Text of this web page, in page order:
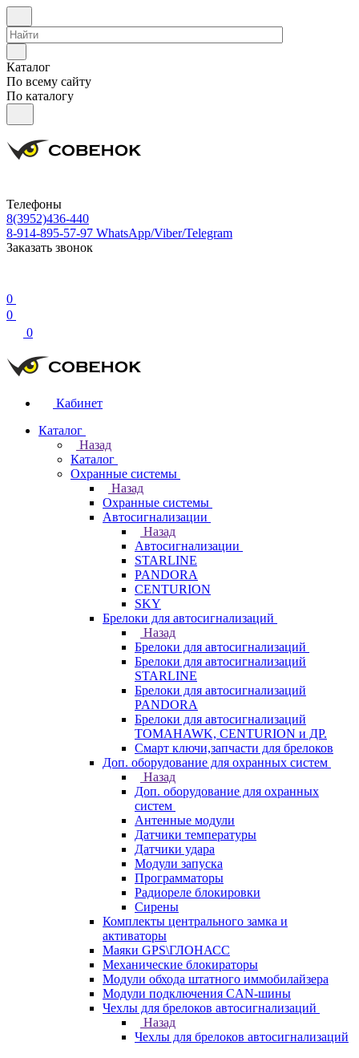
Каталог
По всему сайту
По каталогу
Телефоны
8(3952)436-440
8-914-895-57-97 WhatsApp/Viber/Telegram
Заказать звонок
0
0
0
Кабинет
Каталог
Назад
Каталог
Охранные системы
Назад
Охранные системы
Автосигнализации
Назад
Автосигнализации
STARLINE
PANDORA
CENTURION
SKY
Брелоки для автосигнализаций
Назад
Брелоки для автосигнализаций
Брелоки для автосигнализаций
STARLINE
Брелоки для автосигнализаций
PANDORA
Брелоки для автосигнализаций
TOMAHAWK, CENTURION и ДР.
Смарт ключи,запчасти для брелоков
Доп. оборудование для охранных систем
Назад
Доп. оборудование для охранных
систем
Антенные модули
Датчики температуры
Датчики удара
Модули запуска
Программаторы
Радиореле блокировки
Сирены
Комплекты центрального замка и
активаторы
Маяки GPS\ГЛОНАСС
Механические блокираторы
Модули обхода штатного иммобилайзера
Модули подключения CAN-шины
Чехлы для брелоков автосигнализаций
Назад
Чехлы для брелоков автосигнализаций